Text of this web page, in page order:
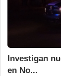
Investigan
en No...